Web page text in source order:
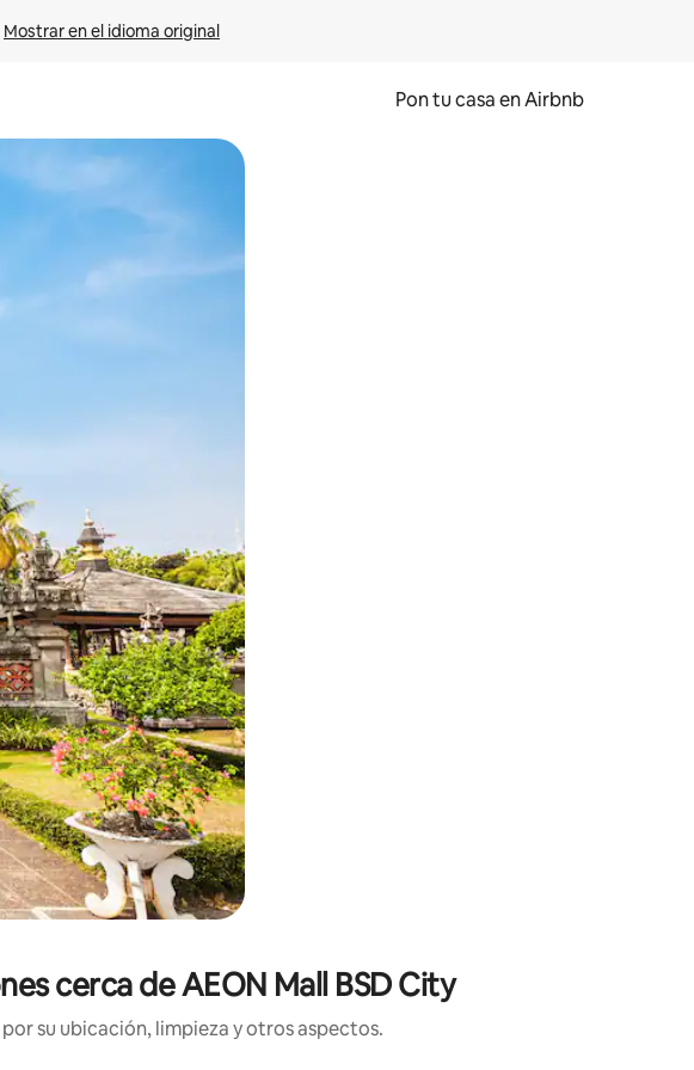
Mostrar en el idioma original
Pon tu casa en Airbnb
explora con el tacto o desliza el dedo.
cerca de AEON Mall BSD City
su ubicación, limpieza y otros aspectos.